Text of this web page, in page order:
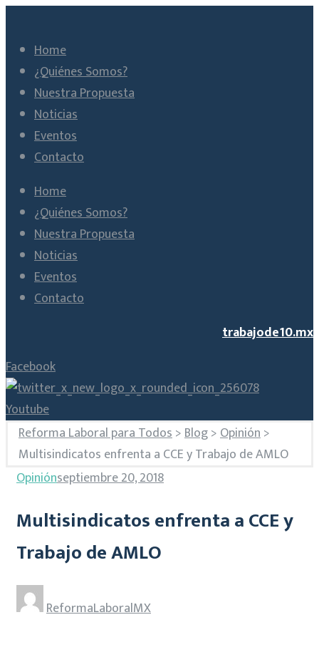
Home
¿Quiénes Somos?
Nuestra Propuesta
Noticias
Eventos
Contacto
Home
¿Quiénes Somos?
Nuestra Propuesta
Noticias
Eventos
Contacto
trabajode10.mx
Facebook
Youtube
Reforma Laboral para Todos>Blog>Opinión>
Multisindicatos enfrenta a CCE y Trabajo de AMLO
Opiniónseptiembre 20, 2018
Multisindicatos enfrenta a CCE y
Trabajo de AMLO
ReformaLaboralMX